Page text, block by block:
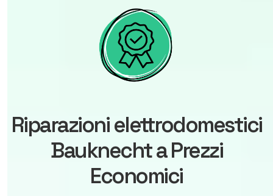
Riparazioni elettrodomestici
Bauknecht a Prezzi
Economici